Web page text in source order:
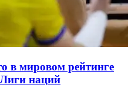
в мировом рейтинге
наций